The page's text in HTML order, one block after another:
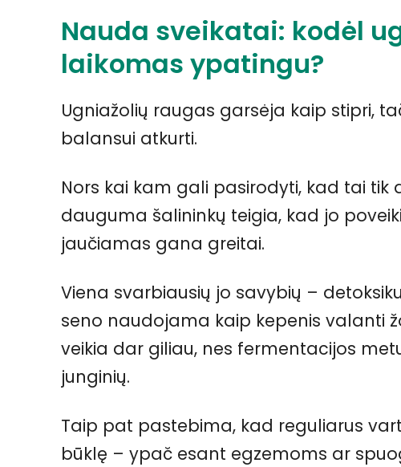
Nauda sveikatai: kodėl
laikomas ypatingu?
Ugniažolių raugas garsėja kaip stipri,
balansui atkurti.
Nors kai kam gali pasirodyti, kad tai tik
dauguma šalininkų teigia, kad jo
jaučiamas gana greitai.
Viena svarbiausių jo savybių –
seno naudojama kaip kepenis valanti
veikia dar giliau, nes fermentacijos
junginių.
Taip pat pastebima, kad reguliarus
būklę – ypač esant egzemoms ar